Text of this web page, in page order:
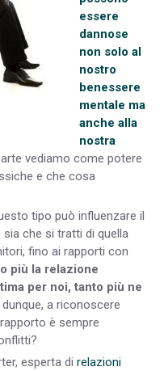
essere
dannose
non solo al
nostro
benessere
mentale ma
anche alla
nostra
vediamo come potere
e che cosa
tipo può influenzare il
che si tratti di quella
fino ai rapporti con
più la relazione
per noi, tanto più ne
a riconoscere
è sempre
esperta di relazioni